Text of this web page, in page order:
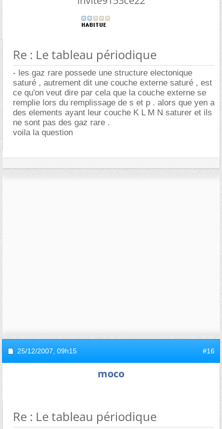
Re : Le tableau périodique
- les gaz rare possede une structure electonique
saturé , autrement dit une couche externe saturé , est
ce qu'on veut dire par cela que la couche externe se
remplie lors du remplissage de s et p . alors que yen a
des elements ayant leur couche K L M N saturer et ils
ne sont pas des gaz rare .
voila la question
25/12/2007, 09h15 #16
moco
Re : Le tableau périodique